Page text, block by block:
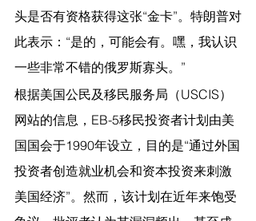
头是否有资格获得这张“金卡”。特朗普对
此表示：“是的，可能会有。嘿，我认识
一些非常不错的俄罗斯寡头。”
根据美国公民及移民服务局（USCIS）
网站的信息，EB-5移民投资者计划由美
国国会于1990年设立，目的是“通过外国
投资者创造就业机会和资本投资来刺激
美国经济”。然而，该计划在近年来饱受